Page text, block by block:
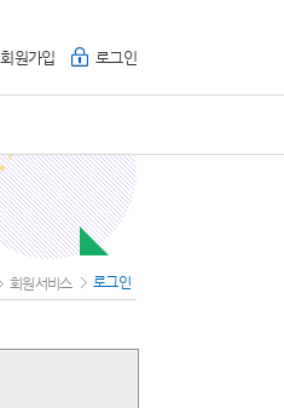
회원가입 로그인
회원서비스 로그인